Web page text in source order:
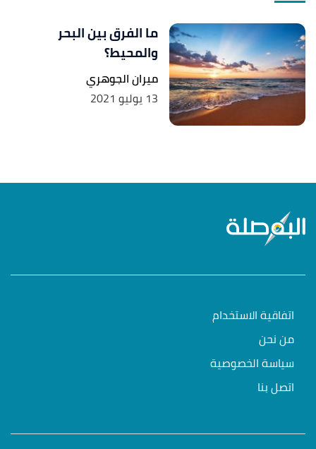
ما الفرق بين البحر
والمحيط؟
ميران الجوهري
13 يوليو 2021
اتفاقية الاستخدام
من نحن
سياسة الخصوصية
اتصل بنا